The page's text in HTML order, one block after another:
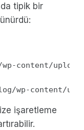
tipik bir
content/
wp-content/
işaretleme